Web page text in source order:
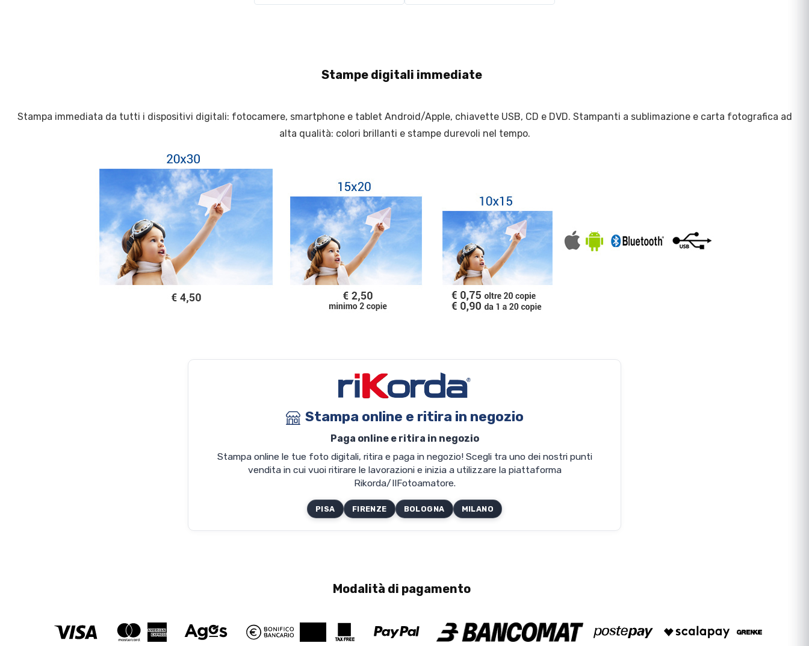
Stampe digitali immediate
Stampa immediata da tutti i dispositivi digitali: fotocamere, smartphone e tablet Android/Apple, chiavette USB, CD e DVD. Stampanti a sublimazione e carta fotografica ad
alta qualità: colori brillanti e stampe durevoli nel tempo.
Stampa online e ritira in negozio
Paga online e ritira in negozio
Stampa online le tue foto digitali, ritira e paga in negozio! Scegli tra uno dei nostri punti
vendita in cui vuoi ritirare le lavorazioni e inizia a utilizzare la piattaforma
Rikorda/IlFotoamatore.
PISA FIRENZE BOLOGNA MILANO
Modalità di pagamento